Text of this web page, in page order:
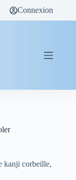
Connexion
kanji corbeille,